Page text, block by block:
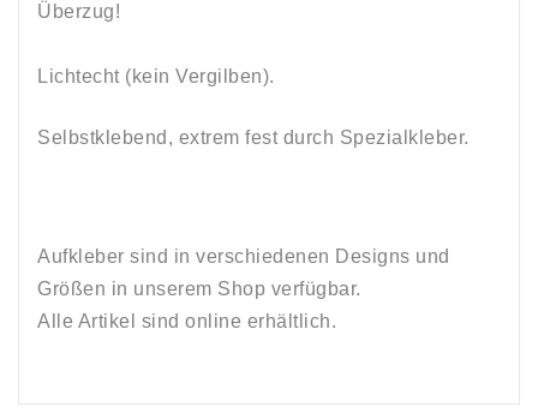
Überzug!
Lichtecht (kein Vergilben).
Selbstklebend, extrem fest durch Spezialkleber.
Aufkleber sind in verschiedenen Designs und
Größen in unserem Shop verfügbar.
Alle Artikel sind online erhältlich.